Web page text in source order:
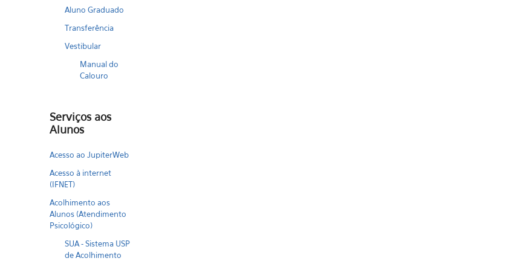
Aluno Graduado
Transferência
Vestibular
Manual do
Calouro
Serviços aos
Alunos
Acesso ao JupiterWeb
Acesso à internet
(IFNET)
Acolhimento aos
Alunos (Atendimento
Psicológico)
SUA - Sistema USP
de Acolhimento